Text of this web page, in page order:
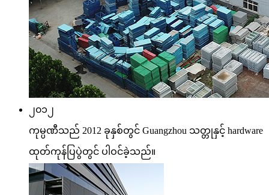
၂၀၁၂
ကုမ္ပဏီသည် 2012 ခုနှစ်တွင် Guangzhou သတ္တုနှင့် hardware
ထုတ်ကုန်ပြပွဲတွင် ပါဝင်ခဲ့သည်။